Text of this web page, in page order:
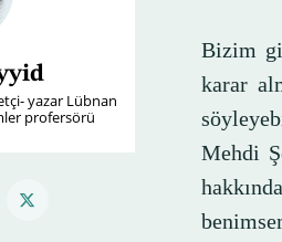
yazar Lübnan
profersörü
Bizim
karar
Mehdi